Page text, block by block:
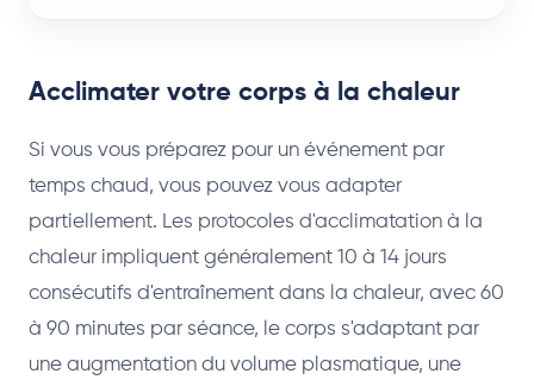
Acclimater votre corps à la chaleur
Si vous vous préparez pour un événement par
temps chaud, vous pouvez vous adapter
partiellement. Les protocoles d'acclimatation à la
chaleur impliquent généralement 10 à 14 jours
consécutifs d'entraînement dans la chaleur, avec 60
à 90 minutes par séance, le corps s'adaptant par
une augmentation du volume plasmatique, une